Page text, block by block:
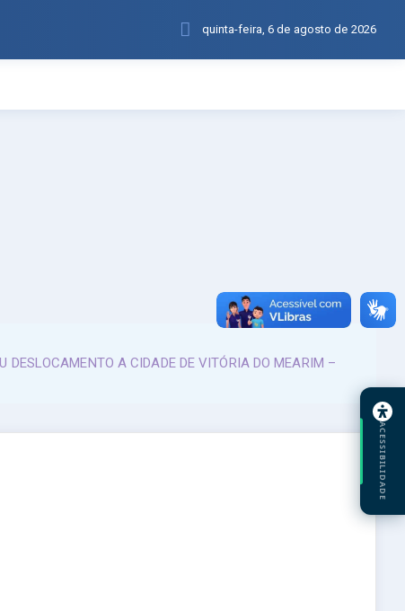
quinta-feira, 6 de agosto de 2026
DESLOCAMENTO A CIDADE DE VITÓRIA DO MEARIM –
ACESSIBILIDADE